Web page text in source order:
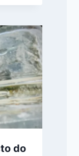
do